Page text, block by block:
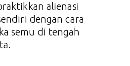
alienasi
dengan cara
semu di tengah